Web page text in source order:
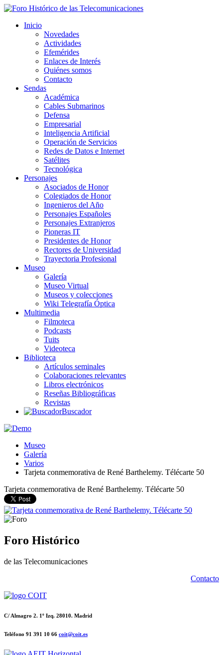
Inicio
Novedades
Actividades
Efemérides
Enlaces de Interés
Quiénes somos
Contacto
Sendas
Académica
Cables Submarinos
Defensa
Empresarial
Inteligencia Artificial
Operación de Servicios
Redes de Datos e Internet
Satélites
Tecnológica
Personajes
Asociados de Honor
Colegiados de Honor
Ingenieros del Año
Personajes Españoles
Personajes Extranjeros
Pioneras IT
Presidentes de Honor
Rectores de Universidad
Trayectoria Profesional
Museo
Galería
Museo Virtual
Museos y colecciones
Wiki Telegrafía Óptica
Multimedia
Filmoteca
Podcasts
Tuits
Videoteca
Biblioteca
Artículos seminales
Colaboraciones relevantes
Libros electrónicos
Reseñas Bibliográficas
Revistas
Buscador
Museo
Galería
Varios
Tarjeta conmemorativa de René Barthelemy. Télécarte 50
Tarjeta conmemorativa de René Barthelemy. Télécarte 50
Foro Histórico
de las Telecomunicaciones
Contacto
C/ Almagro 2. 1º Izq. 28010. Madrid
Teléfono 91 391 10 66 coit@coit.es